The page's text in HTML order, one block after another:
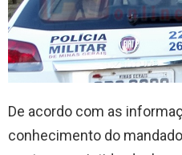
De acordo com as
conhecimento do